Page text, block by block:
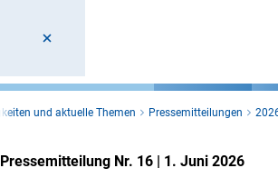
und aktuelle Themen Pressemitteilungen
Pressemitteilung Nr. 16 | 1. Juni 2026